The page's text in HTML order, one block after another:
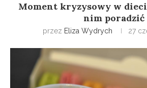
Moment kryzysowy w
nim poradzić
przez Eliza Wydrych 27